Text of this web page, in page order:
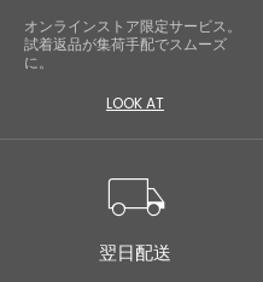
オンラインストア限定サービス。
試着返品が集荷手配でスムーズ
に。
LOOK AT
local_shipping
翌日配送